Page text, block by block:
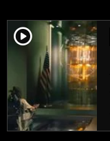
player2